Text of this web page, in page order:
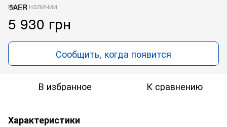
Нет в наличии
5 930 грн
Сообщить, когда появится
В избранное К сравнению
Характеристики